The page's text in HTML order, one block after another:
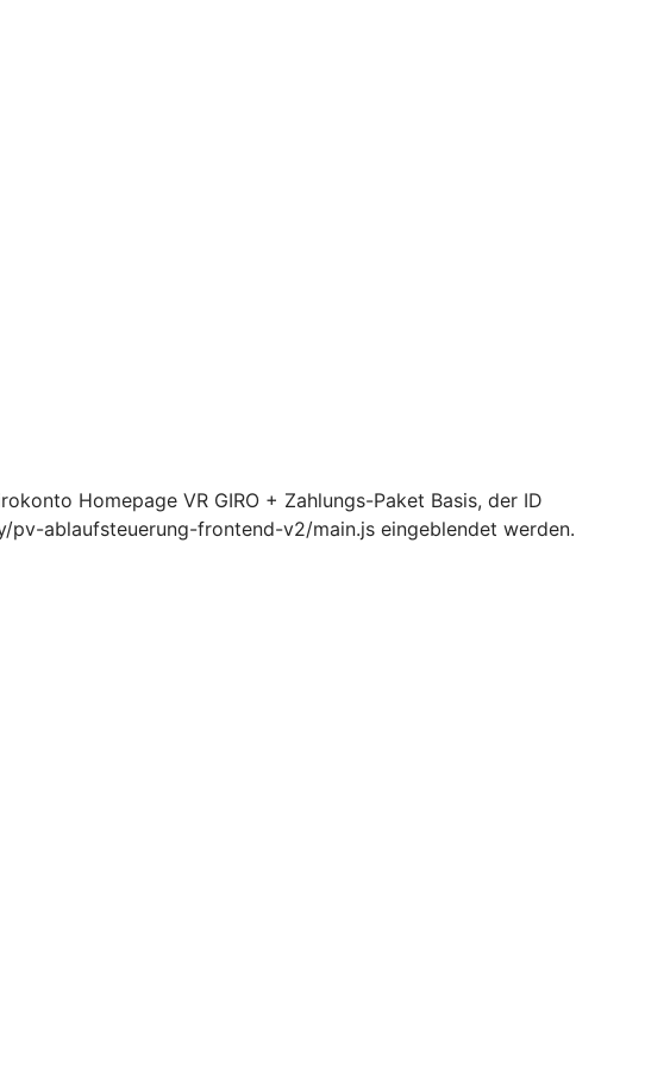
Homepage VR GIRO + Zahlungs-Paket Basis, der ID
ablaufsteuerung-frontend-v2/main.js eingeblendet werden.